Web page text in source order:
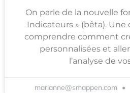
On parle de la nouvelle
Indicateurs » (bêta).
comprendre comment
personnalisées et
l’analyse de
marianne@smappen.com